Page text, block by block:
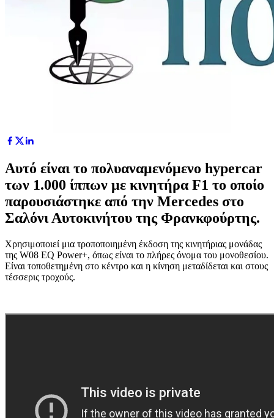
Αυτό είναι το πολυαναμενόμενο hypercar
των 1.000 ίππων με κινητήρα F1 το οποίο
παρουσιάστηκε από την Mercedes στο
Σαλόνι Αυτοκινήτου της Φρανκφούρτης.
Χρησιμοποιεί μια τροποποιημένη έκδοση της κινητήριας μονάδας
της W08 EQ Power+, όπως είναι το πλήρες όνομα του μονοθεσίου.
Είναι τοποθετημένη στο κέντρο και η κίνηση μεταδίδεται και στους
τέσσερις τροχούς.